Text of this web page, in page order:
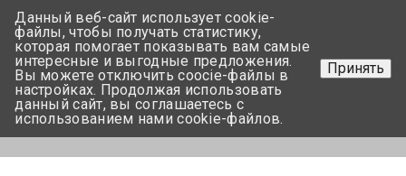
+375 17-350-99-56
+375 44-752-82-08
Задать вопрос
Данный веб-сайт использует cookie-
файлы, чтобы получать статистику,
которая помогает показывать вам самые
интересные и выгодные предложения.
Вы можете отключить coocie-файлы в
настройках. Продолжая использовать
данный сайт, вы соглашаетесь с
использованием нами cookie-файлов.
Принять